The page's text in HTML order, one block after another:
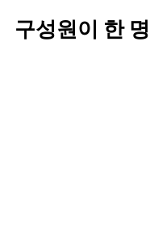
구성원이 한